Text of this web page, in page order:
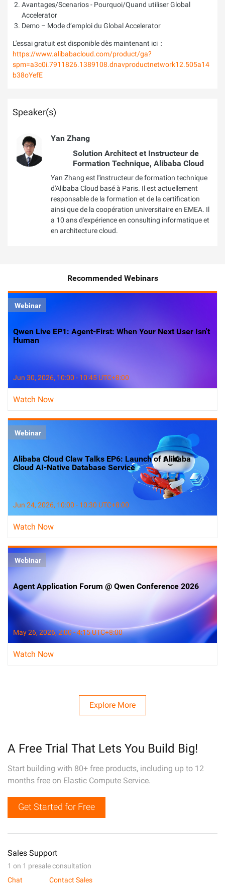
Avantages/Scenarios - Pourquoi/Quand utiliser Global
Accelerator
Demo – Mode d’emploi du Global Accelerator
L'essai gratuit est disponible dès maintenant ici：
https://www.alibabacloud.com/product/ga?
spm=a3c0i.7911826.1389108.dnavproductnetwork12.505a14
b38oYefE
Speaker(s)
Yan Zhang
Solution Architect et Instructeur de
Formation Technique, Alibaba Cloud
Yan Zhang est l'instructeur de formation technique
d'Alibaba Cloud basé à Paris. Il est actuellement
responsable de la formation et de la certification
ainsi que de la coopération universitaire en EMEA. Il
a 10 ans d'expérience en consulting informatique et
en architecture cloud.
Recommended Webinars
Webinar
Qwen Live EP1: Agent-First: When Your Next User Isn't
Human
Jun 30, 2026, 10:00 - 10:45 UTC+8:00
Watch Now
Webinar
Alibaba Cloud Claw Talks EP6: Launch of Alibaba
Cloud AI-Native Database Service
Jun 24, 2026, 10:00 - 10:30 UTC+8:00
Watch Now
Webinar
Agent Application Forum @ Qwen Conference 2026
May 26, 2026, 2:00 - 4:15 UTC+8:00
Watch Now
Explore More
A Free Trial That Lets You Build Big!
Start building with 80+ free products, including up to 12
months free on Elastic Compute Service.
Get Started for Free
Sales Support
1 on 1 presale consultation
Chat
Contact Sales